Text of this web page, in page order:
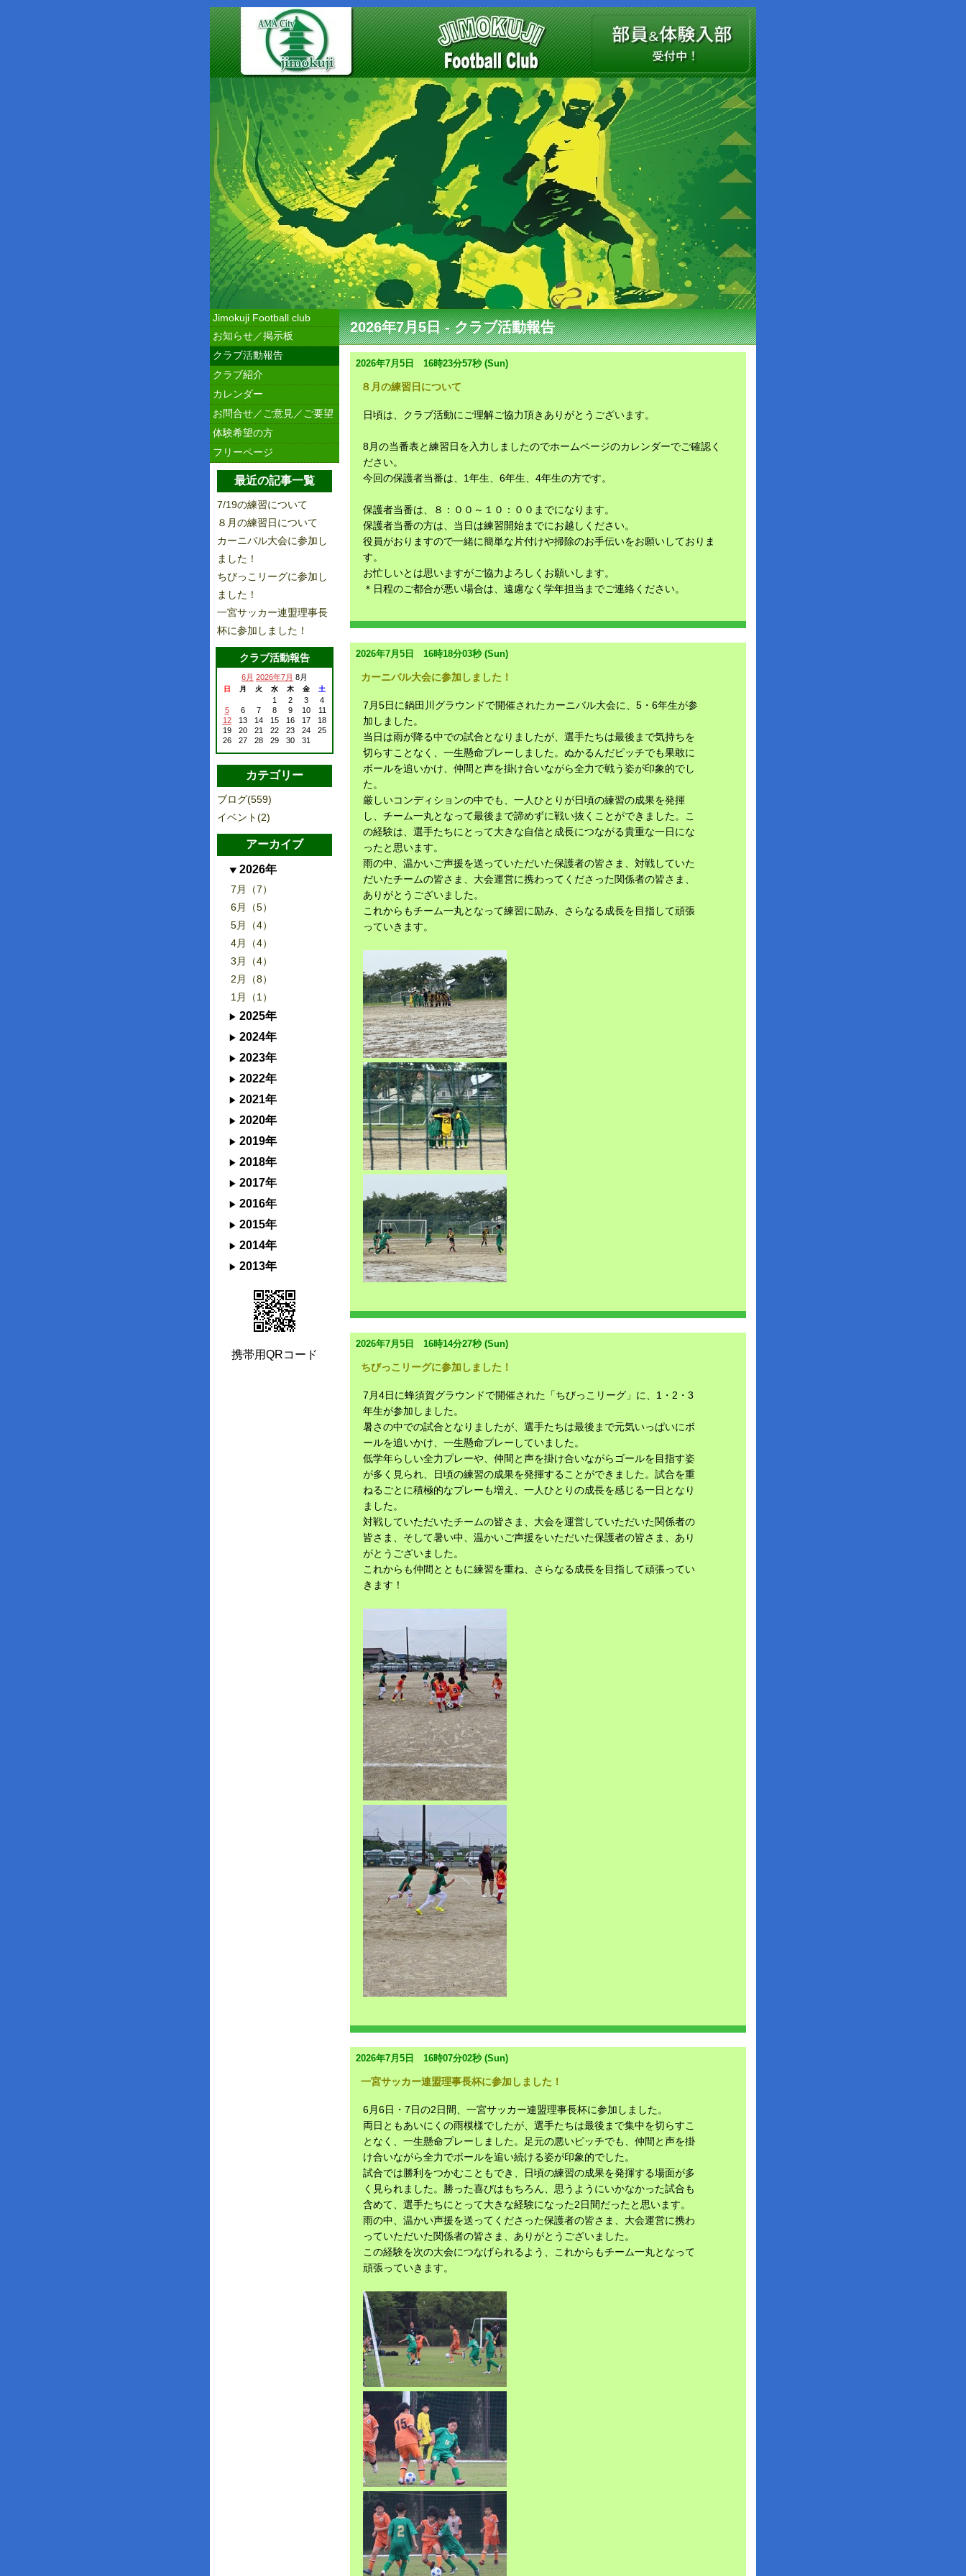
2026年7月5日 - クラブ活動報告
2026年7月5日 16時23分57秒 (Sun)
８月の練習日について
日頃は、クラブ活動にご理解ご協力頂きありがとうございます。
8月の当番表と練習日を入力しましたのでホームページのカレンダーでご確認く
ださい。
今回の保護者当番は、1年生、6年生、4年生の方です。
保護者当番は、８：００～１０：００までになります。
保護者当番の方は、当日は練習開始までにお越しください。
役員がおりますので一緒に簡単な片付けや掃除のお手伝いをお願いしておりま
す。
お忙しいとは思いますがご協力よろしくお願いします。
＊日程のご都合が悪い場合は、遠慮なく学年担当までご連絡ください。
2026年7月5日 16時18分03秒 (Sun)
カーニバル大会に参加しました！
7月5日に鍋田川グラウンドで開催されたカーニバル大会に、5・6年生が参
加しました。
当日は雨が降る中での試合となりましたが、選手たちは最後まで気持ちを
切らすことなく、一生懸命プレーしました。ぬかるんだピッチでも果敢に
ボールを追いかけ、仲間と声を掛け合いながら全力で戦う姿が印象的でし
た。
厳しいコンディションの中でも、一人ひとりが日頃の練習の成果を発揮
し、チーム一丸となって最後まで諦めずに戦い抜くことができました。こ
の経験は、選手たちにとって大きな自信と成長につながる貴重な一日にな
ったと思います。
雨の中、温かいご声援を送っていただいた保護者の皆さま、対戦していた
だいたチームの皆さま、大会運営に携わってくださった関係者の皆さま、
ありがとうございました。
これからもチーム一丸となって練習に励み、さらなる成長を目指して頑張
っていきます。
2026年7月5日 16時14分27秒 (Sun)
ちびっこリーグに参加しました！
7月4日に蜂須賀グラウンドで開催された「ちびっこリーグ」に、1・2・3
年生が参加しました。
暑さの中での試合となりましたが、選手たちは最後まで元気いっぱいにボ
ールを追いかけ、一生懸命プレーしていました。
低学年らしい全力プレーや、仲間と声を掛け合いながらゴールを目指す姿
が多く見られ、日頃の練習の成果を発揮することができました。試合を重
ねるごとに積極的なプレーも増え、一人ひとりの成長を感じる一日となり
ました。
対戦していただいたチームの皆さま、大会を運営していただいた関係者の
皆さま、そして暑い中、温かいご声援をいただいた保護者の皆さま、あり
がとうございました。
これからも仲間とともに練習を重ね、さらなる成長を目指して頑張ってい
きます！
2026年7月5日 16時07分02秒 (Sun)
一宮サッカー連盟理事長杯に参加しました！
6月6日・7日の2日間、一宮サッカー連盟理事長杯に参加しました。
両日ともあいにくの雨模様でしたが、選手たちは最後まで集中を切らすこ
となく、一生懸命プレーしました。足元の悪いピッチでも、仲間と声を掛
け合いながら全力でボールを追い続ける姿が印象的でした。
試合では勝利をつかむこともでき、日頃の練習の成果を発揮する場面が多
く見られました。勝った喜びはもちろん、思うようにいかなかった試合も
含めて、選手たちにとって大きな経験になった2日間だったと思います。
雨の中、温かい声援を送ってくださった保護者の皆さま、大会運営に携わ
っていただいた関係者の皆さま、ありがとうございました。
この経験を次の大会につなげられるよう、これからもチーム一丸となって
頑張っていきます。
Jimokuji Football club
お知らせ／掲示板
クラブ活動報告
クラブ紹介
カレンダー
お問合せ／ご意見／ご要望
体験希望の方
フリーページ
最近の記事一覧
7/19の練習について
８月の練習日について
カーニバル大会に参加し
ました！
ちびっこリーグに参加し
ました！
一宮サッカー連盟理事長
杯に参加しました！
クラブ活動報告
6月 2026年7月 8月
日 月 火 水 木 金 土
1 2 3
4
5
6 7 8 9 10
11
12
13 14 15 16 17
18
19
20 21 22 23 24
25
26
27 28 29 30 31
カテゴリー
ブログ(559)
イベント(2)
アーカイブ
2026年
7月（7）
6月（5）
5月（4）
4月（4）
3月（4）
2月（8）
1月（1）
2025年
2024年
2023年
2022年
2021年
2020年
2019年
2018年
2017年
2016年
2015年
2014年
2013年
携帯用QRコード